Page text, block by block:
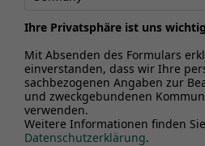
Ihre Privatsphäre ist uns
Mit Absenden des Formulars
einverstanden, dass wir Ihre
sachbezogenen Angaben zur
und zweckgebundenen
verwenden.
Weitere Informationen finden
Datenschutzerklärung.